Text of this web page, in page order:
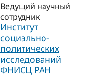
Ведущий научный
сотрудник
Институт
социально-
политических
исследований
ФНИСЦ РАН